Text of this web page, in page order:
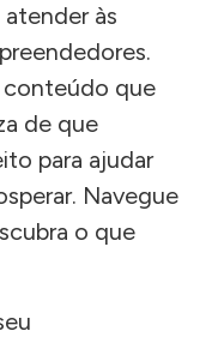
às
que
de que
para ajudar
Navegue
o que